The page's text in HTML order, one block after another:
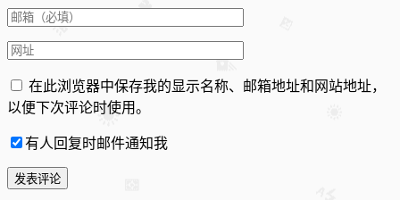
在此浏览器中保存我的显示名称、邮箱地址和网站地址，
以便下次评论时使用。
有人回复时邮件通知我